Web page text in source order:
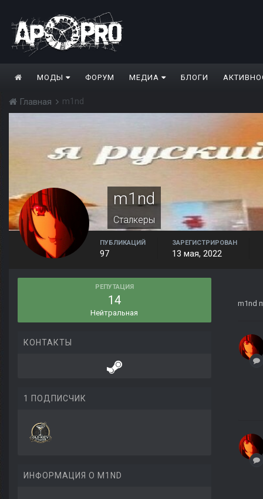
МОДЫ ФОРУМ МЕДИА БЛОГИ
Главная m1nd
m1nd
Сталкеры
ПУБЛИКАЦИЙ
97
ЗАРЕГИСТРИРОВАН
13 мая, 2022
РЕПУТАЦИЯ
14
Нейтральная
КОНТАКТЫ
1 ПОДПИСЧИК
ИНФОРМАЦИЯ О M1ND
m1nd